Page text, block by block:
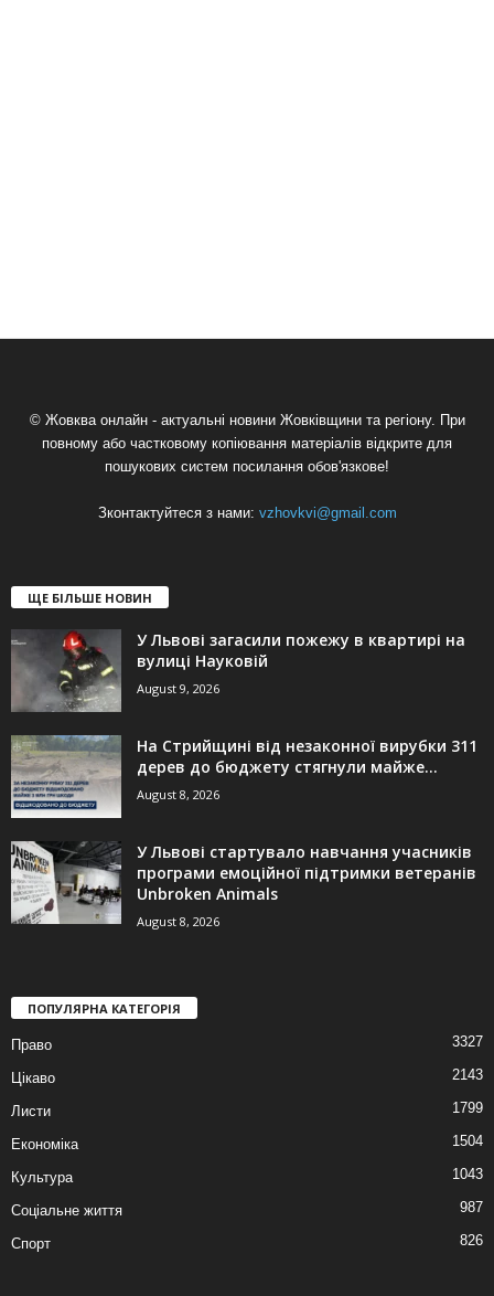
© Жовква онлайн - актуальні новини Жовківщини та регіону. При
повному або частковому копіювання матеріалів відкрите для
пошукових систем посилання обов'язкове!
Зконтактуйтеся з нами: vzhovkvi@gmail.com
ЩЕ БІЛЬШЕ НОВИН
У Львові загасили пожежу в квартирі на
вулиці Науковій
August 9, 2026
На Стрийщині від незаконної вирубки 311
дерев до бюджету стягнули майже...
August 8, 2026
У Львові стартувало навчання учасників
програми емоційної підтримки ветеранів
Unbroken Animals
August 8, 2026
ПОПУЛЯРНА КАТЕГОРІЯ
Право 3327
Цікаво 2143
Листи 1799
Економіка 1504
Культура 1043
Соціальне життя 987
Спорт 826